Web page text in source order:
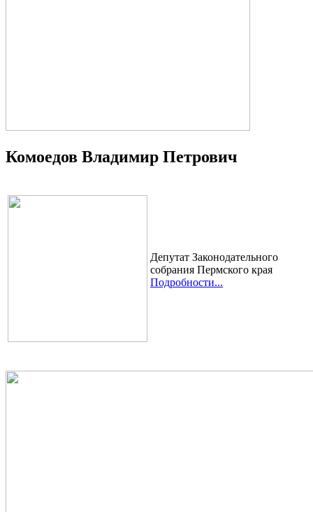
Комоедов Владимир Петрович
Депутат Законодательного
собрания Пермского края
Подробности...